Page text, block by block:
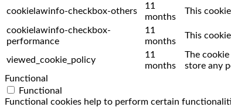
cookielawinfo-checkbox-others
11
months
This
cookielawinfo-checkbox-
performance
11
months
This
viewed_cookie_policy
11
months
The
store any
Functional
Functional
Functional cookies help to perform certain